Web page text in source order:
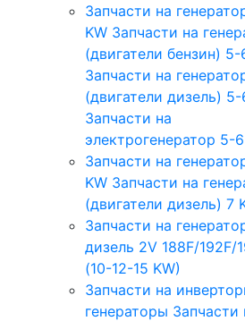
Запчасти на
KW Запчасти на
(двигатели бензин) 5-
Запчасти на
(двигатели дизель) 5-
Запчасти на
электрогенератор 5-
Запчасти на
KW Запчасти на
(двигатели дизель) 7
Запчасти на
дизель 2V 188F/192F/
(10-12-15 KW)
Запчасти на
генераторы Запчасти